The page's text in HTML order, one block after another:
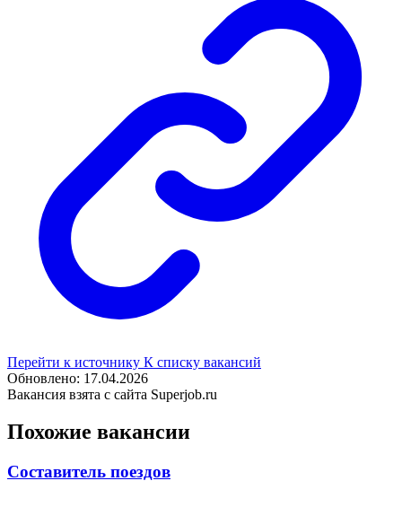
Перейти к источнику К списку вакансий
Обновлено: 17.04.2026
Вакансия взята с сайта Superjob.ru
Похожие вакансии
Составитель поездов